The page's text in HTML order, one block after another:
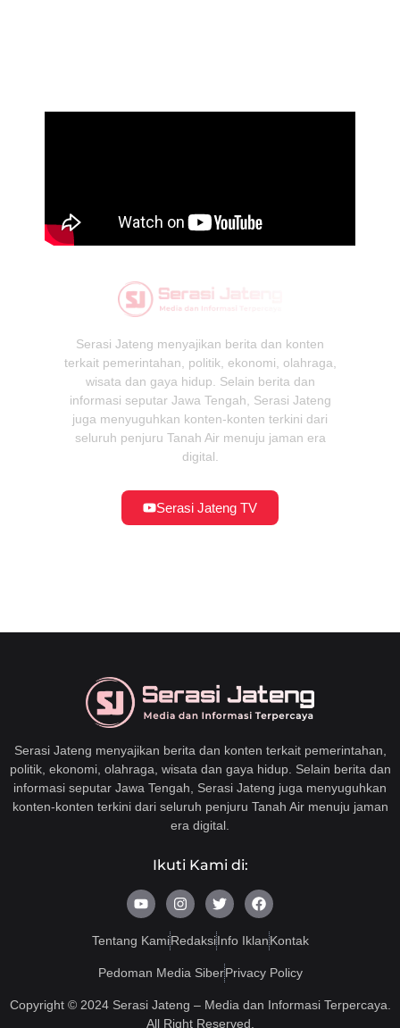
Serasi Jateng menyajikan berita dan konten
terkait pemerintahan, politik, ekonomi, olahraga,
wisata dan gaya hidup. Selain berita dan
informasi seputar Jawa Tengah, Serasi Jateng
juga menyuguhkan konten-konten terkini dari
seluruh penjuru Tanah Air menuju jaman era
digital.
Serasi Jateng TV
Serasi Jateng menyajikan berita dan konten terkait pemerintahan,
politik, ekonomi, olahraga, wisata dan gaya hidup. Selain berita dan
informasi seputar Jawa Tengah, Serasi Jateng juga menyuguhkan
konten-konten terkini dari seluruh penjuru Tanah Air menuju jaman
era digital.
Ikuti Kami di:
Y
o
t
e
I
n
t
g
r
m
T
w
t
e
r
F
a
e
o
Tentang KamiRedaksiInfo IklanKontak
Pedoman Media SiberPrivacy Policy
Copyright © 2024 Serasi Jateng – Media dan Informasi Terpercaya.
All Right Reserved.